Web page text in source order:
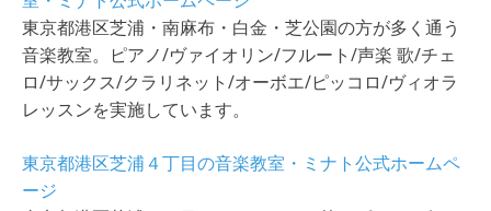
東京都港区芝浦・南麻布・白金・芝公園の方が多く通う
音楽教室。ピアノ/ヴァイオリン/フルート/声楽 歌/チェ
ロ/サックス/クラリネット/オーボエ/ピッコロ/ヴィオラ
レッスンを実施しています。
東京都港区芝浦４丁目の音楽教室・ミナト公式ホームペ
ージ